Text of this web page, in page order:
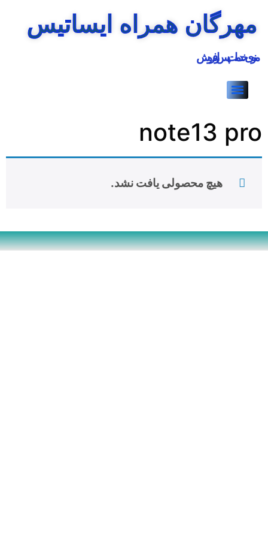
مهرگان همراه ایساتیس
منوی خدمات پس از فروش
note13 pro
هیچ محصولی یافت نشد.